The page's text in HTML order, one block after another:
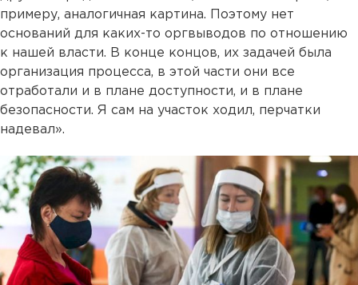
примеру, аналогичная картина. Поэтому нет
оснований для каких-то оргвыводов по отношению
к нашей власти. В конце концов, их задачей была
организация процесса, в этой части они все
отработали и в плане доступности, и в плане
безопасности. Я сам на участок ходил, перчатки
надевал».